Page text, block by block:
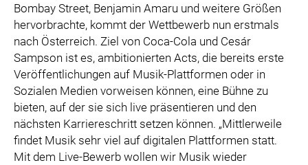
Bombay Street, Benjamin Amaru und weitere Größen
hervorbrachte, kommt der Wettbewerb nun erstmals
nach Österreich. Ziel von Coca-Cola und Cesár
Sampson ist es, ambitionierten Acts, die bereits erste
Veröffentlichungen auf Musik-Plattformen oder in
Sozialen Medien vorweisen können, eine Bühne zu
bieten, auf der sie sich live präsentieren und den
nächsten Karriereschritt setzen können. „Mittlerweile
findet Musik sehr viel auf digitalen Plattformen statt.
Mit dem Live-Bewerb wollen wir Musik wieder